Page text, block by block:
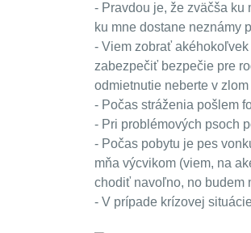
- Pravdou je, že zväčša ku
ku mne dostane neznámy
- Viem zobrať akéhokoľvek
zabezpečiť bezpečie pre
odmietnutie neberte v
- Počas stráženia pošlem
- Pri problémových psoch
- Počas pobytu je pes
mňa výcvikom (viem, na
chodiť navoľno, no budem
- V prípade krízovej